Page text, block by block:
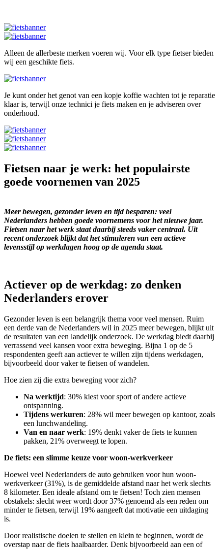
Alleen de allerbeste merken voeren wij. Voor elk type fietser bieden
wij een geschikte fiets.
Je kunt onder het genot van een kopje koffie wachten tot je reparatie
klaar is, terwijl onze technici je fiets maken en je adviseren over
onderhoud.
Fietsen naar je werk: het populairste
goede voornemen van 2025
Meer bewegen, gezonder leven en tijd besparen: veel
Nederlanders hebben goede voornemens voor het nieuwe jaar.
Fietsen naar het werk staat daarbij steeds vaker centraal. Uit
recent onderzoek blijkt dat het stimuleren van een actieve
levensstijl op werkdagen hoog op de agenda staat.
Actiever op de werkdag: zo denken
Nederlanders erover
Gezonder leven is een belangrijk thema voor veel mensen. Ruim
een derde van de Nederlanders wil in 2025 meer bewegen, blijkt uit
de resultaten van een landelijk onderzoek. De werkdag biedt daarbij
verrassend veel kansen voor extra beweging. Bijna 1 op de 5
respondenten geeft aan actiever te willen zijn tijdens werkdagen,
bijvoorbeeld door vaker te fietsen of wandelen.
Hoe zien zij die extra beweging voor zich?
Na werktijd: 30% kiest voor sport of andere actieve
ontspanning.
Tijdens werkuren: 28% wil meer bewegen op kantoor, zoals
een lunchwandeling.
Van en naar werk: 19% denkt vaker de fiets te kunnen
pakken, 21% overweegt te lopen.
De fiets: een slimme keuze voor woon-werkverkeer
Hoewel veel Nederlanders de auto gebruiken voor hun woon-
werkverkeer (31%), is de gemiddelde afstand naar het werk slechts
8 kilometer. Een ideale afstand om te fietsen! Toch zien mensen
obstakels: slecht weer wordt door 37% genoemd als een reden om
minder te fietsen, terwijl 19% aangeeft dat motivatie een uitdaging
is.
Door realistische doelen te stellen en klein te beginnen, wordt de
overstap naar de fiets haalbaarder. Denk bijvoorbeeld aan een of